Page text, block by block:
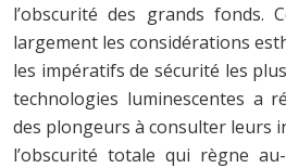
l’obscurité des grands fonds.
largement les considérations
les impératifs de sécurité les
technologies luminescentes a
des plongeurs à consulter leurs
l’obscurité totale qui règne